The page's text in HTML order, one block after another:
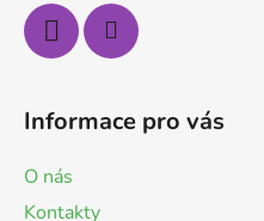
Informace pro vás
O nás
Kontakty